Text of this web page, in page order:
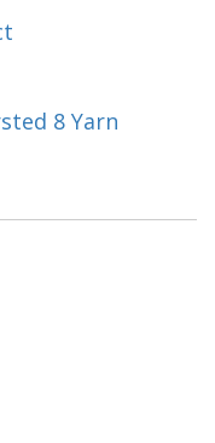
8 Yarn